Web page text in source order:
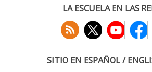
LA ESCUELA EN LAS
SITIO EN ESPAÑOL /